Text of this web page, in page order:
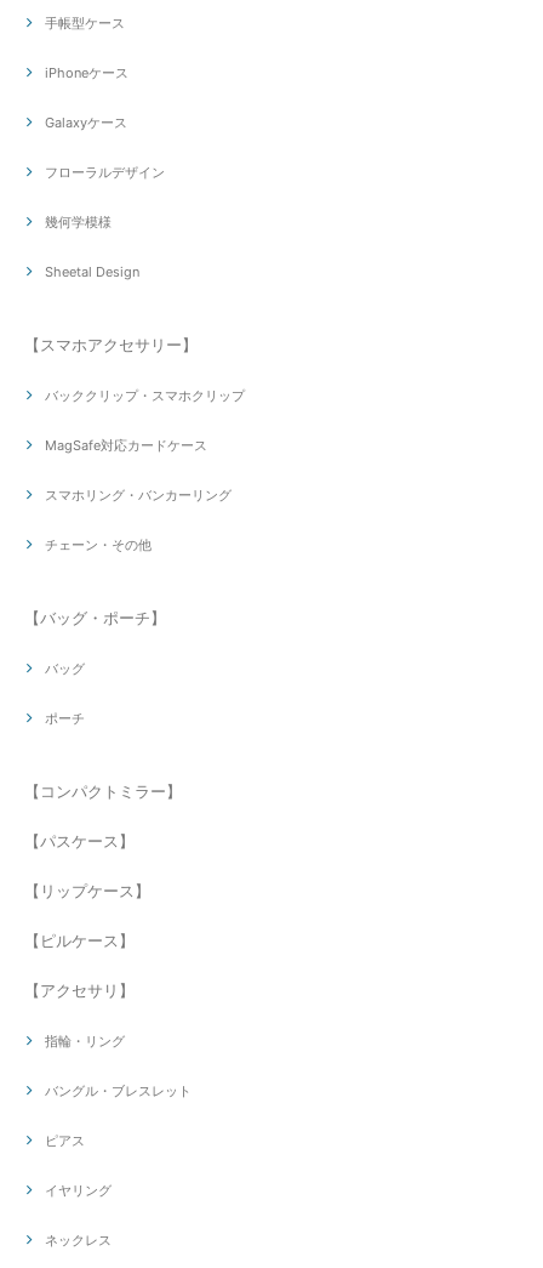
手帳型ケース
iPhoneケース
Galaxyケース
フローラルデザイン
幾何学模様
Sheetal Design
【スマホアクセサリー】
バッククリップ・スマホクリップ
MagSafe対応カードケース
スマホリング・バンカーリング
チェーン・その他
【バッグ・ポーチ】
バッグ
ポーチ
【コンパクトミラー】
【パスケース】
【リップケース】
【ピルケース】
【アクセサリ】
指輪・リング
バングル・ブレスレット
ピアス
イヤリング
ネックレス